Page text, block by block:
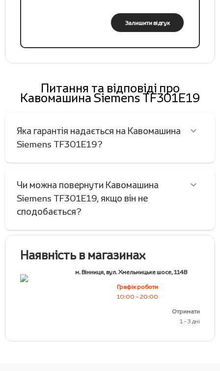
Залишити відгук
Питання та відповіді про
Кавомашина Siemens TF301E19
Яка гарантія надається на Кавомашина
Siemens TF301E19?
Чи можна повернути Кавомашина
Siemens TF301E19, якщо він не
сподобається?
Наявність в магазинах
м. Вінниця, вул. Хмельницьке шосе, 114В
Графік роботи
10:00 - 20:00
Отримати
1 - 3 дні